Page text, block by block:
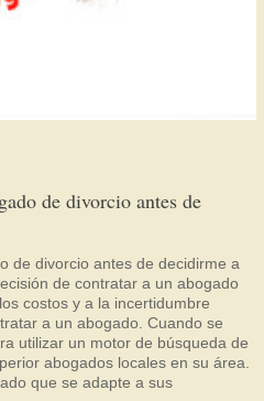
de divorcio antes de
de divorcio antes de decidirme a
de contratar a un abogado
costos y a la incertidumbre
a un abogado. Cuando se
utilizar un motor de búsqueda de
abogados locales en su área.
que se adapte a sus